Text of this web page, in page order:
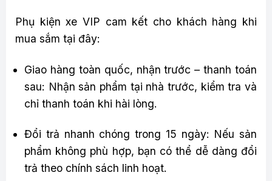
Phụ kiện xe VIP cam kết cho khách hàng khi
mua sắm tại đây:
Giao hàng toàn quốc, nhận trước – thanh toán
sau: Nhận sản phẩm tại nhà trước, kiểm tra và
chỉ thanh toán khi hài lòng.
Đổi trả nhanh chóng trong 15 ngày: Nếu sản
phẩm không phù hợp, bạn có thể dễ dàng đổi
trả theo chính sách linh hoạt.